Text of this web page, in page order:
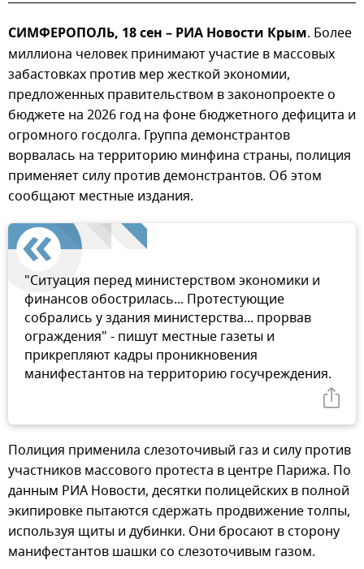
СИМФЕРОПОЛЬ, 18 сен – РИА Новости Крым. Более
миллиона человек принимают участие в массовых
забастовках против мер жесткой экономии,
предложенных правительством в законопроекте о
бюджете на 2026 год на фоне бюджетного дефицита и
огромного госдолга. Группа демонстрантов
ворвалась на территорию минфина страны, полиция
применяет силу против демонстрантов. Об этом
сообщают местные издания.
"Ситуация перед министерством экономики и
финансов обострилась... Протестующие
собрались у здания министерства... прорвав
ограждения" - пишут местные газеты и
прикрепляют кадры проникновения
манифестантов на территорию госучреждения.
Полиция применила слезоточивый газ и силу против
участников массового протеста в центре Парижа. По
данным РИА Новости, десятки полицейских в полной
экипировке пытаются сдержать продвижение толпы,
используя щиты и дубинки. Они бросают в сторону
манифестантов шашки со слезоточивым газом.